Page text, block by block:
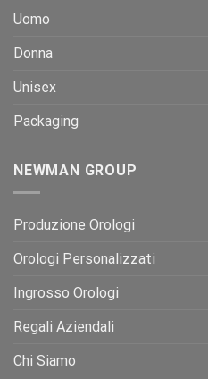
Uomo
Donna
Unisex
Packaging
NEWMAN GROUP
Produzione Orologi
Orologi Personalizzati
Ingrosso Orologi
Regali Aziendali
Chi Siamo